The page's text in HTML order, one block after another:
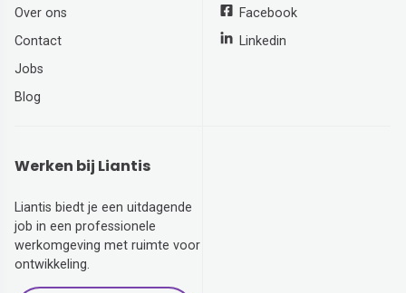
Over ons
Contact
Jobs
Blog
Facebook
Linkedin
Werken bij Liantis
Liantis biedt je een uitdagende
job in een professionele
werkomgeving met ruimte voor
ontwikkeling.